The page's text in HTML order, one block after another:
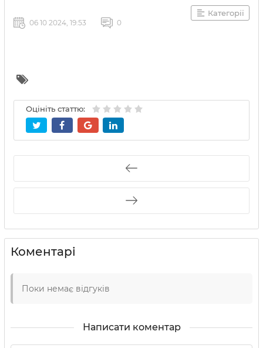
Категорії
06 10 2024, 19:53 0
Оцініть статтю:
Коментарі
Поки немає відгуків
Написати коментар